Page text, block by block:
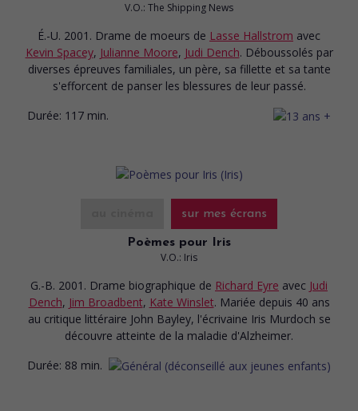
V.O.: The Shipping News
É.-U. 2001. Drame de moeurs de Lasse Hallstrom avec
Kevin Spacey, Julianne Moore, Judi Dench. Déboussolés par
diverses épreuves familiales, un père, sa fillette et sa tante
s'efforcent de panser les blessures de leur passé.
Durée: 117 min.
sur mes écrans
Poèmes pour Iris
V.O.: Iris
G.-B. 2001. Drame biographique de Richard Eyre avec Judi
Dench, Jim Broadbent, Kate Winslet. Mariée depuis 40 ans
au critique littéraire John Bayley, l'écrivaine Iris Murdoch se
découvre atteinte de la maladie d'Alzheimer.
Durée: 88 min.